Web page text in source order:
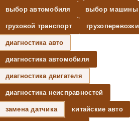
выбор автомобиля выбор машины
грузовой транспорт грузоперевозки
диагностика авто
диагностика автомобиля
диагностика двигателя
диагностика неисправностей
замена датчика китайские авто